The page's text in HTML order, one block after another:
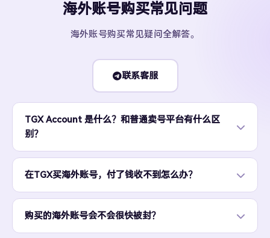
海外账号购买常见问题
海外账号购买常见疑问全解答。
联系客服
TGX Account 是什么？和普通卖号平台有什么区
别？
在TGX买海外账号，付了钱收不到怎么办？
购买的海外账号会不会很快被封？